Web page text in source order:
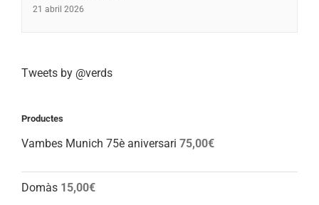
21 abril 2026
Tweets by @verds
Productes
Vambes Munich 75è aniversari 75,00€
Domàs 15,00€